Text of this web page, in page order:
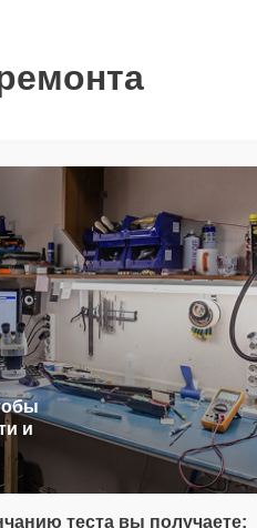
и
теста вы получаете: